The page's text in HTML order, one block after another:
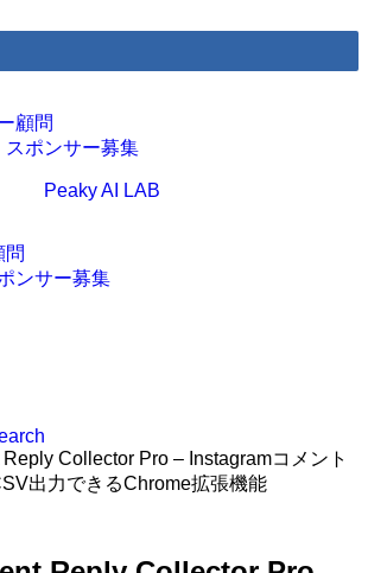
顧問
スポンサー募集
Peaky AI LAB
問
ンサー募集
Reply Collector Pro – Instagramコメント
出力できるChrome拡張機能